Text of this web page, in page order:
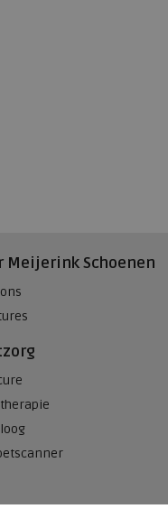
Meijerink Schoenen